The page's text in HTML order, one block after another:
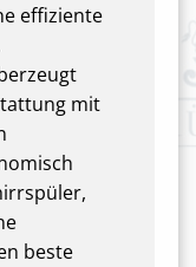
effiziente
mit
beste